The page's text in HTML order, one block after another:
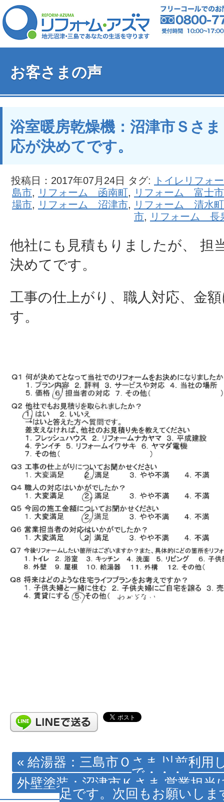
お客さまの声
浴室暖房乾燥機：沼津市Ｓさ
応が決めてです。
投稿日：2017年07月24日 タグ:
トイレリフォ
島市, リフォーム 函南町, リフォーム 富士市
場市, リフォーム 沼津市, リフォーム 清水町
市, リフォーム 長
他社にも見積もりましたが、 担
決めてです。
工事の仕上がり、職人対応、金
す。
« 給湯器：三島市Ｏさま 以前利用
で・・・
外壁塗装：沼津市Ｋさま 営業担当
足です。次回もお願いしま